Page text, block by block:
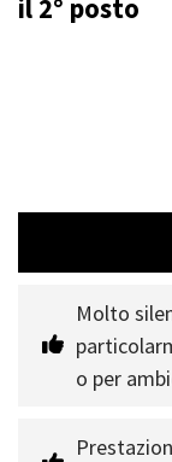
il 2° posto
Molto
o per